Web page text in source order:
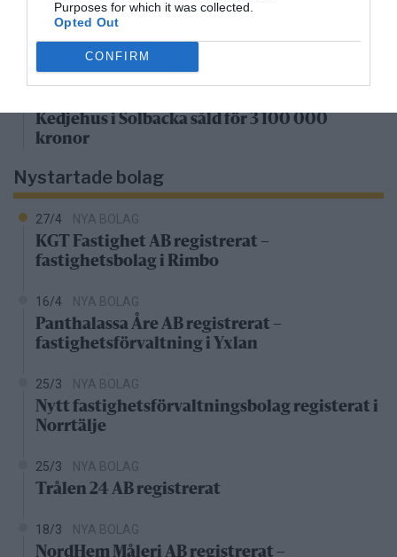
Purposes for which it was collected.
Opted Out
CONFIRM
FASTIGHETSKÖP
Lägenhet i Gransäter såld för 1 150 000
kronor
Kedjehus i Solbacka såld för 3 100 000
kronor
Nystartade bolag
27/4 NYA BOLAG
KGT Fastighet AB registrerat –
fastighetsbolag i Rimbo
16/4 NYA BOLAG
Panthalassa Åre AB registrerat –
fastighetsförvaltning i Yxlan
25/3 NYA BOLAG
Nytt fastighetsförvaltningsbolag registerat i
Norrtälje
25/3 NYA BOLAG
Trålen 24 AB registrerat
18/3 NYA BOLAG
NordHem Måleri AB registrerat –